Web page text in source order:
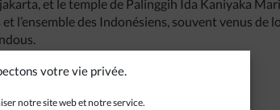
votre vie privée.
notre site web et notre service.
et le temple de Palinggih Ida Kaniyaka
l’ensemble des Indonésiens, souvent venus de